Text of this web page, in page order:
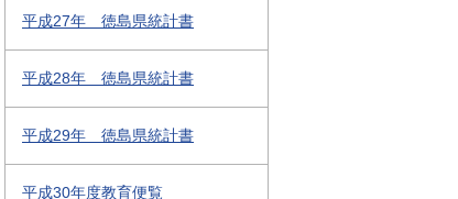
平成27年 徳島県統計書
平成28年 徳島県統計書
平成29年 徳島県統計書
平成30年度教育便覧